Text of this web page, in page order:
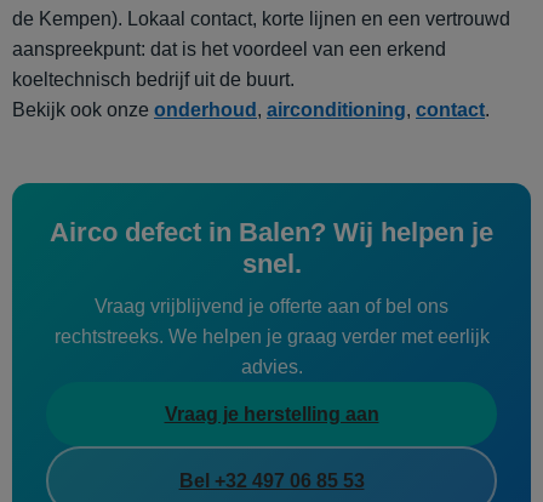
de Kempen). Lokaal contact, korte lijnen en een vertrouwd
aanspreekpunt: dat is het voordeel van een erkend
koeltechnisch bedrijf uit de buurt.
Bekijk ook onze onderhoud , airconditioning, contact.
Airco defect in Balen? Wij helpen je
snel.
Vraag vrijblijvend je offerte aan of bel ons
rechtstreeks. We helpen je graag verder met eerlijk
advies.
Vraag je herstelling aan
Bel +32 497 06 85 53